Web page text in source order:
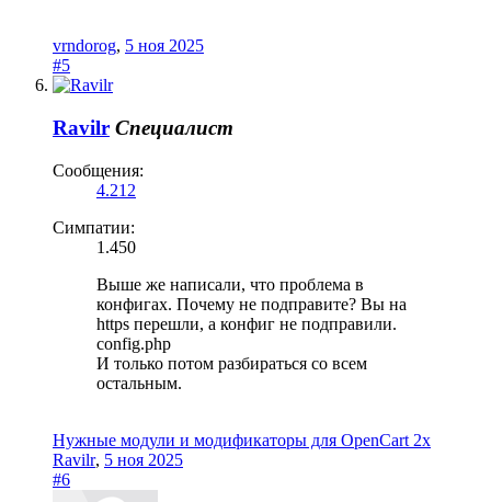
vrndorog, 5 ноя 2025
#5
Ravilr Специалист
Сообщения:
4.212
Симпатии:
1.450
Выше же написали, что проблема в
конфигах. Почему не подправите? Вы на
https перешли, а конфиг не подправили.
config.php
И только потом разбираться со всем
остальным.
Нужные модули и модификаторы для OpenCart 2x
Ravilr, 5 ноя 2025
#6